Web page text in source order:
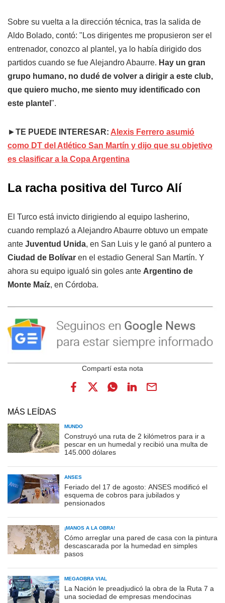
Sobre su vuelta a la dirección técnica, tras la salida de
Aldo Bolado, contó: "Los dirigentes me propusieron ser el
entrenador, conozco al plantel, ya lo había dirigido dos
partidos cuando se fue Alejandro Abaurre. Hay un gran
grupo humano, no dudé de volver a dirigir a este club,
que quiero mucho, me siento muy identificado con
este plantel ".
►TE PUEDE INTERESAR: Alexis Ferrero asumió
como DT del Atlético San Martín y dijo que su objetivo
es clasificar a la Copa Argentina
La racha positiva del Turco Alí
El Turco está invicto dirigiendo al equipo lasherino,
cuando remplazó a Alejandro Abaurre obtuvo un empate
ante Juventud Unida, en San Luis y le ganó al puntero a
Ciudad de Bolívar en el estadio General San Martín. Y
ahora su equipo igualó sin goles ante Argentino de
Monte Maíz, en Córdoba.
MÁS LEÍDAS
MUNDO
Construyó una ruta de 2 kilómetros para ir a
pescar en un humedal y recibió una multa de
145.000 dólares
ANSES
Feriado del 17 de agosto: ANSES modificó el
esquema de cobros para jubilados y
pensionados
¡MANOS A LA OBRA!
Cómo arreglar una pared de casa con la pintura
descascarada por la humedad en simples
pasos
MEGAOBRA VIAL
La Nación le preadjudicó la obra de la Ruta 7 a
una sociedad de empresas mendocinas